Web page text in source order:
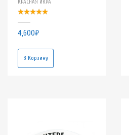
КРАСНАЯ ИКРА
4,600₽
В Корзину